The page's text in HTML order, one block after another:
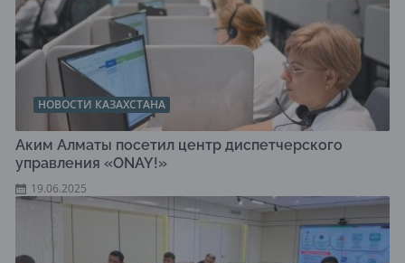
НОВОСТИ КАЗАХСТАНА
Аким Алматы посетил центр диспетчерского
управления «ONAY!»
19.06.2025